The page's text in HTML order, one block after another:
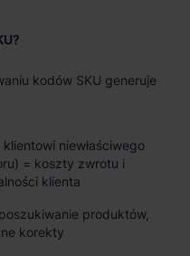
kodów SKU generuje
niewłaściwego
= koszty zwrotu i
klienta
produktów,
korekty